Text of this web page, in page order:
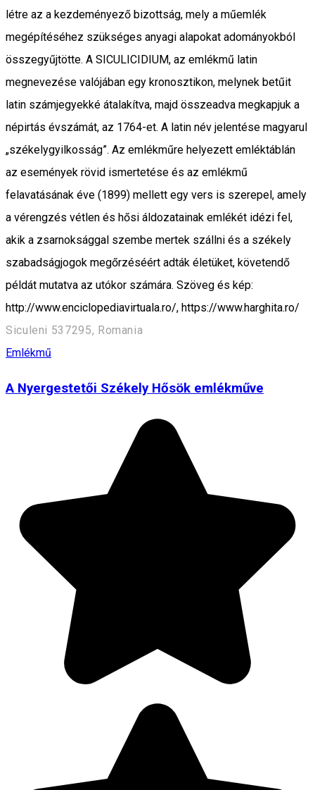
létre az a kezdeményező bizottság, mely a műemlék
megépítéséhez szükséges anyagi alapokat adományokból
összegyűjtötte. A SICULICIDIUM, az emlékmű latin
megnevezése valójában egy kronosztikon, melynek betűit
latin számjegyekké átalakítva, majd összeadva megkapjuk a
népirtás évszámát, az 1764-et. A latin név jelentése magyarul
„székelygyilkosság”. Az emlékműre helyezett emléktáblán
az események rövid ismertetése és az emlékmű
felavatásának éve (1899) mellett egy vers is szerepel, amely
a vérengzés vétlen és hősi áldozatainak emlékét idézi fel,
akik a zsarnoksággal szembe mertek szállni és a székely
szabadságjogok megőrzéséért adták életüket, követendő
példát mutatva az utókor számára. Szöveg és kép:
http://www.enciclopediavirtuala.ro/, https://www.harghita.ro/
Siculeni 537295, Romania
Emlékmű
A Nyergestetői Székely Hősök emlékműve